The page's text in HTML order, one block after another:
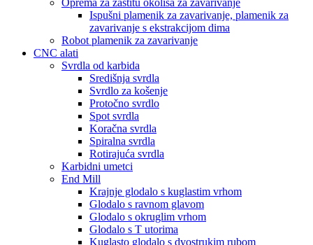
Oprema za zaštitu okoliša za zavarivanje
Ispušni plamenik za zavarivanje, plamenik za
zavarivanje s ekstrakcijom dima
Robot plamenik za zavarivanje
CNC alati
Svrdla od karbida
Središnja svrdla
Svrdlo za košenje
Protočno svrdlo
Spot svrdla
Koračna svrdla
Spiralna svrdla
Rotirajuća svrdla
Karbidni umetci
End Mill
Krajnje glodalo s kuglastim vrhom
Glodalo s ravnom glavom
Glodalo s okruglim vrhom
Glodalo s T utorima
Kuglasto glodalo s dvostrukim rubom